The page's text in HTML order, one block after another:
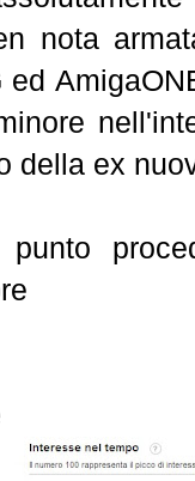
nota
ed
della ex